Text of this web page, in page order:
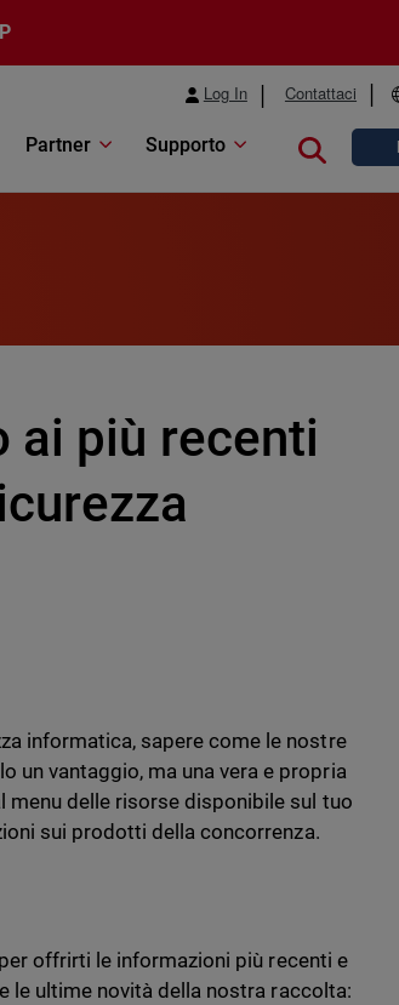
Log In Contattaci
Partner Supporto Close
ai più recenti
informatica, sapere come le nostre
un vantaggio, ma una vera e propria
menu delle risorse disponibile sul tuo
sui prodotti della concorrenza.
offrirti le informazioni più recenti e
le ultime novità della nostra raccolta: